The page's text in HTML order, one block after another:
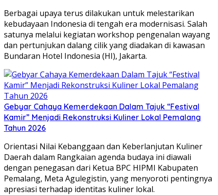
Berbagai upaya terus dilakukan untuk melestarikan
kebudayaan Indonesia di tengah era modernisasi. Salah
satunya melalui kegiatan workshop pengenalan wayang
dan pertunjukan dalang cilik yang diadakan di kawasan
Bundaran Hotel Indonesia (HI), Jakarta.
Gebyar Cahaya Kemerdekaan Dalam Tajuk “Festival
Kamir” Menjadi Rekonstruksi Kuliner Lokal Pemalang
Tahun 2026
Orientasi Nilai Kebanggaan dan Keberlanjutan Kuliner
Daerah dalam ​Rangkaian agenda budaya ini diawali
dengan penegasan dari Ketua BPC HIPMI Kabupaten
Pemalang, Meta Agulegistin, yang menyoroti pentingnya
apresiasi terhadap identitas kuliner lokal.